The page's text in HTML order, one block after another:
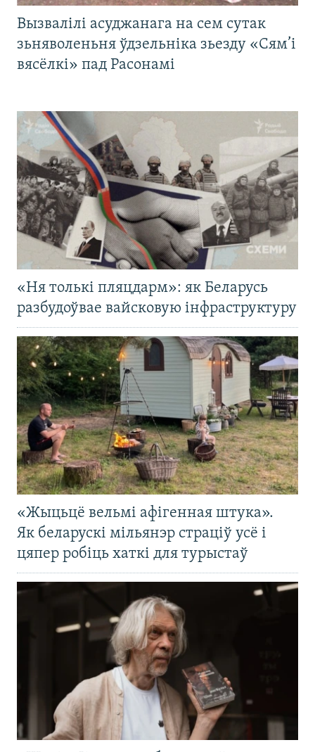
Вызвалілі асуджанага на сем сутак
зьняволеньня ўдзельніка зьезду «Сям’і
вясёлкі» пад Расонамі
«Ня толькі пляцдарм»: як Беларусь
разбудоўвае вайсковую інфраструктуру
«Жыцьцё вельмі афігенная штука».
Як беларускі мільянэр страціў усё і
цяпер робіць хаткі для турыстаў